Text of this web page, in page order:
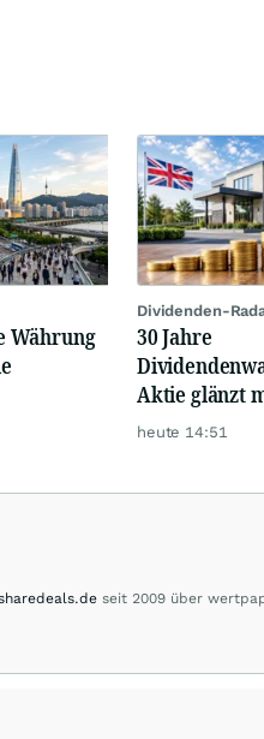
Währung
Dividenden-
30 Jahre
Aktie glänzt
Renditen
heute 14:51
seit 2009 über